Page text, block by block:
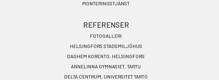
MONTERINGSTJÄNST
REFERENSER
FOTOGALLERI
HELSINGFORS STADSMILJÖHUS
DAGHEM KORENTO, HELSINGFORS
ANNELINNA GYMNASIET, TARTU
DELTA CENTRUM, UNIVERSITET TARTO